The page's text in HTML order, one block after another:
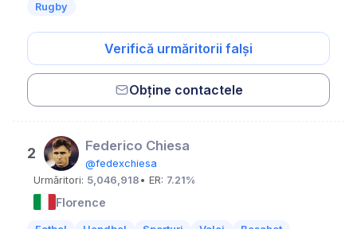
Rugby
Verifică urmăritorii falși
Obține contactele
2 Federico Chiesa
@fedexchiesa
Urmăritori: 5,046,918 • ER: 7.21%
Florence